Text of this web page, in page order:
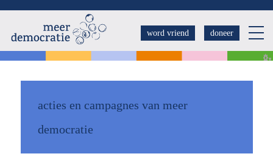
Overslaan
naar
de
inhoud
word vriend doneer
acties en campagnes van meer
democratie